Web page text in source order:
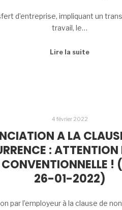
d’entreprise, impliquant un
travail, le…
Lire la suite
4 février 2022
A LA
: ATTENTION
CONVENTIONNELLE
26-01-2022)
par l’employeur à la clause de